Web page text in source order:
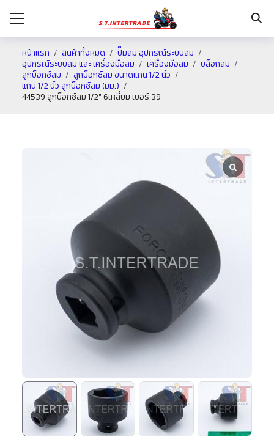
หน้าแรก สินค้าทั้งหมด
ปั๊มลม อุปกรณ์ระบบลม
อุปกรณ์ระบบลม และ เครื่องมือลม
เครื่องมือลม
บล็อกลม
ลูกบ็อกช์ลม
ลูกบ็อกซ์ลม ขนาดแกน 1/2 นิ้ว
แกน 1/2 นิ้ว ลูกบ็อกซ์ลม (มม.)
44539 ลูกบ็อกซ์ลม 1/2″ 6เหลี่ยม เบอร์ 39